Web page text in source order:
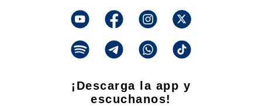
¡Descarga la app y
escuchanos!